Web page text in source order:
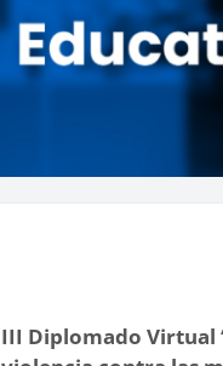
III Diplomado Virtual